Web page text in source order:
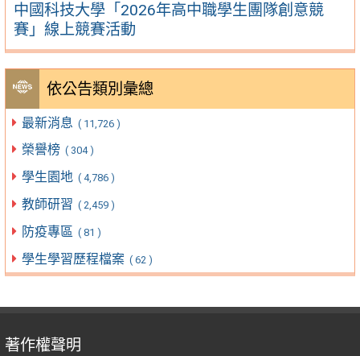
中國科技大學「2026年高中職學生團隊創意競
賽」線上競賽活動
依公告類別彙總
最新消息 ( 11,726 )
榮譽榜 ( 304 )
學生園地 ( 4,786 )
教師研習 ( 2,459 )
防疫專區 ( 81 )
學生學習歷程檔案 ( 62 )
著作權聲明